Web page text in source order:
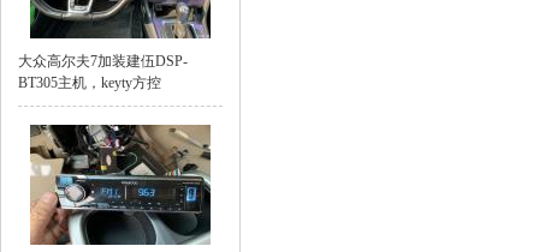
大众高尔夫7加装建伍DSP-
BT305主机，keyty方控